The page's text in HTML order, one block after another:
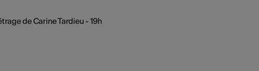
de Carine Tardieu - 19h